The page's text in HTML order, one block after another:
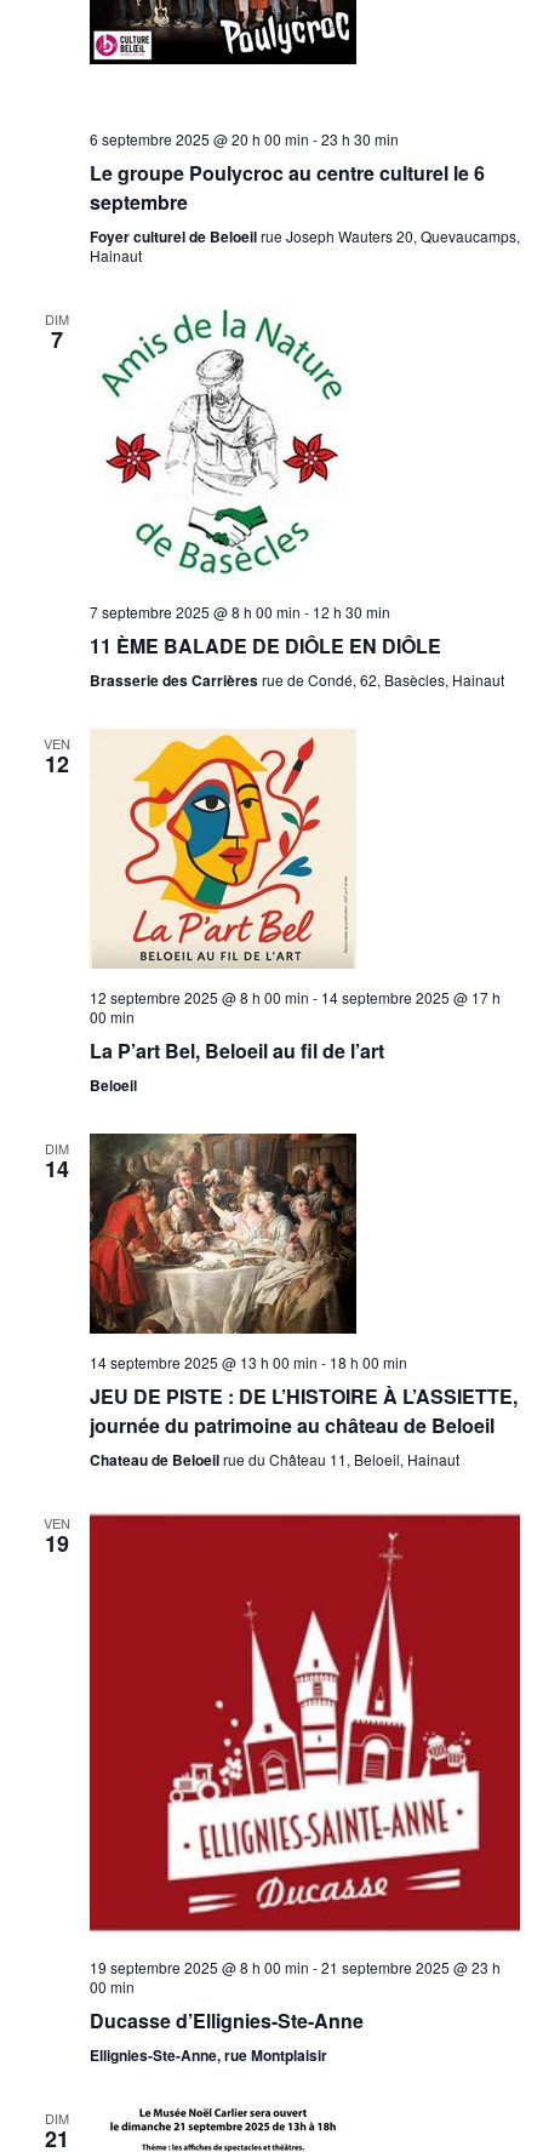
6 septembre 2025 @ 20 h 00 min -23 h 30 min
Le groupe Poulycroc au centre culturel le 6
septembre
Foyer culturel de Beloeilrue Joseph Wauters 20, Quevaucamps,
Hainaut
DIM
7
7 septembre 2025 @ 8 h 00 min - 12 h 30 min
11 ÈME BALADE DE DIÔLE EN DIÔLE
Brasserie des Carrièresrue de Condé, 62, Basècles, Hainaut
VEN
12
12 septembre 2025 @ 8 h 00 min - 14 septembre 2025 @ 17 h
00 min
La P’art Bel, Beloeil au fil de l’art
Beloeil
DIM
14
14 septembre 2025 @ 13 h 00 min - 18 h 00 min
JEU DE PISTE : DE L’HISTOIRE À L’ASSIETTE,
journée du patrimoine au château de Beloeil
Chateau de Beloeilrue du Château 11, Beloeil, Hainaut
VEN
19
19 septembre 2025 @ 8 h 00 min -21 septembre 2025 @ 23 h
00 min
Ducasse d’Ellignies-Ste-Anne
Ellignies-Ste-Anne, rue Montplaisir
DIM
21